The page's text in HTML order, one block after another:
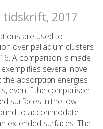
2017
are used to
over palladium clusters
A comparison is made
several novel
the adsorption energies
even if the comparison
surfaces in the low-
to accommodate
extended surfaces. The